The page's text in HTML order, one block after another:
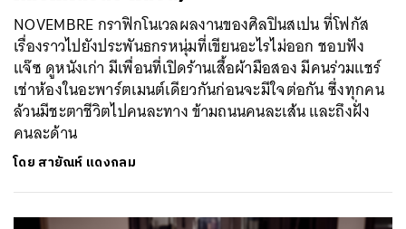
NOVEMBRE กราฟิกโนเวลผลงานของศิลปินสเปน ที่โฟกัส
เรื่องราวไปยังประพันธกรหนุ่มที่เขียนอะไรไม่ออก ชอบฟัง
แจ๊ซ ดูหนังเก่า มีเพื่อนที่เปิดร้านเสื้อผ้ามือสอง มีคนร่วมแชร์
เช่าห้องในอะพาร์ตเมนต์เดียวกันก่อนจะมีใจต่อกัน ซึ่งทุกคน
ล้วนมีชะตาชีวิตไปคนละทาง ข้ามถนนคนละเส้น และถึงฝั่ง
คนละด้าน
โดย สายัณห์ แดงกลม